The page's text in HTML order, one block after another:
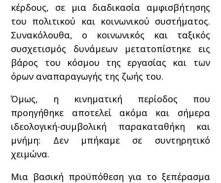
κέρδους, σε μια διαδικασία αμφισβήτησης
του πολιτικού και κοινωνικού συστήματος.
Συνακόλουθα, ο κοινωνικός και ταξικός
συσχετισμός δυνάμεων μετατοπίστηκε εις
βάρος του κόσμου της εργασίας και των
όρων αναπαραγωγής της ζωής του.
Όμως, η κινηματική περίοδος που
προηγήθηκε αποτελεί ακόμα και σήμερα
ιδεολογική-συμβολική παρακαταθήκη και
μνήμη: Δεν μπήκαμε σε συντηρητικό
χειμώνα.
Μια βασική προϋπόθεση για το ξεπέρασμα